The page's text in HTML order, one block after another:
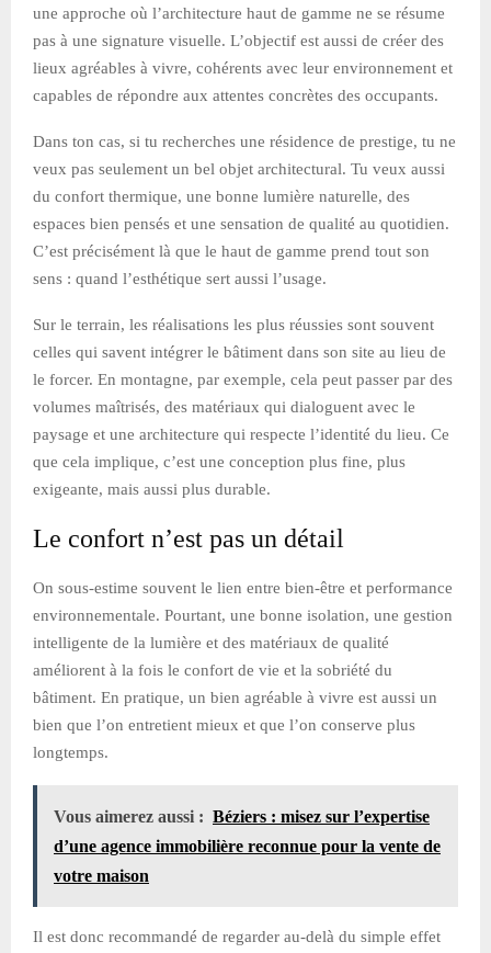
une approche où l’architecture haut de gamme ne se résume
pas à une signature visuelle. L’objectif est aussi de créer des
lieux agréables à vivre, cohérents avec leur environnement et
capables de répondre aux attentes concrètes des occupants.
Dans ton cas, si tu recherches une résidence de prestige, tu ne
veux pas seulement un bel objet architectural. Tu veux aussi
du confort thermique, une bonne lumière naturelle, des
espaces bien pensés et une sensation de qualité au quotidien.
C’est précisément là que le haut de gamme prend tout son
sens : quand l’esthétique sert aussi l’usage.
Sur le terrain, les réalisations les plus réussies sont souvent
celles qui savent intégrer le bâtiment dans son site au lieu de
le forcer. En montagne, par exemple, cela peut passer par des
volumes maîtrisés, des matériaux qui dialoguent avec le
paysage et une architecture qui respecte l’identité du lieu. Ce
que cela implique, c’est une conception plus fine, plus
exigeante, mais aussi plus durable.
Le confort n’est pas un détail
On sous-estime souvent le lien entre bien-être et performance
environnementale. Pourtant, une bonne isolation, une gestion
intelligente de la lumière et des matériaux de qualité
améliorent à la fois le confort de vie et la sobriété du
bâtiment. En pratique, un bien agréable à vivre est aussi un
bien que l’on entretient mieux et que l’on conserve plus
longtemps.
Vous aimerez aussi : Béziers : misez sur l’expertise
d’une agence immobilière reconnue pour la vente de
votre maison
Il est donc recommandé de regarder au-delà du simple effet